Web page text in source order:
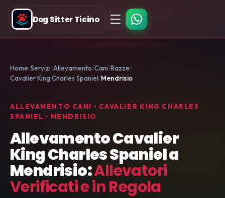
Dog Sitter Ticino
Home Servizi Allevamento Cani Razze
Cavalier King Charles Spaniel Mendrisio
ALLEVAMENTO CANI • CAVALIER KING CHARLES
SPANIEL • MENDRISIO
Allevamento Cavalier
King Charles Spaniel a
Mendrisio:Allevatori
Verificati e in Regola